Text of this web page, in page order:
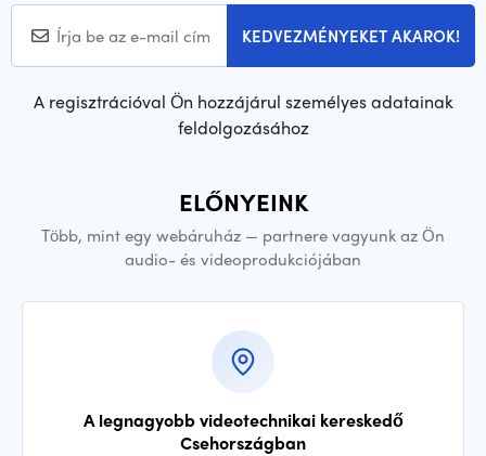
KEDVEZMÉNYEKET AKAROK!
A regisztrációval Ön hozzájárul személyes adatainak
feldolgozásához
ELŐNYEINK
Több, mint egy webáruház — partnere vagyunk az Ön
audio- és videoprodukciójában
A legnagyobb videotechnikai kereskedő
Csehországban